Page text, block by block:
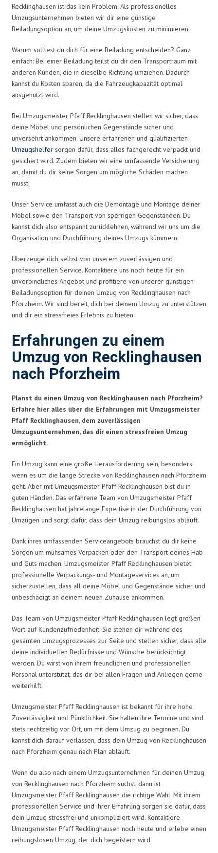
Recklinghausen ist das kein Problem. Als professionelles
Umzugsunternehmen bieten wir dir eine günstige
Beiladungsoption an, um deine Umzugskosten zu minimieren.
Warum solltest du dich für eine Beiladung entscheiden? Ganz
einfach: Bei einer Beiladung teilst du dir den Transportraum mit
anderen Kunden, die in dieselbe Richtung umziehen. Dadurch
kannst du Kosten sparen, da die Fahrzeugkapazität optimal
ausgenutzt wird.
Bei Umzugsmeister Pfaff Recklinghausen stellen wir sicher, dass
deine Möbel und persönlichen Gegenstände sicher und
unversehrt ankommen. Unsere erfahrenen und qualifizierten
Umzugshelfer sorgen dafür, dass alles fachgerecht verpackt und
gesichert wird. Zudem bieten wir eine umfassende Versicherung
an, damit du dir keine Sorgen um mögliche Schäden machen
musst.
Unser Service umfasst auch die Demontage und Montage deiner
Möbel sowie den Transport von sperrigen Gegenständen. Du
kannst dich also entspannt zurücklehnen, während wir uns um die
Organisation und Durchführung deines Umzugs kümmern.
Überzeuge dich selbst von unserem zuverlässigen und
professionellen Service. Kontaktiere uns noch heute für ein
unverbindliches Angebot und profitiere von unserer günstigen
Beiladungsoption für deinen Umzug von Recklinghausen nach
Pforzheim. Wir sind bereit, dich bei deinem Umzug zu unterstützen
und dir ein stressfreies Erlebnis zu bieten.
Erfahrungen zu einem
Umzug von Recklinghausen
nach Pforzheim
Planst du einen Umzug von Recklinghausen nach Pforzheim?
Erfahre hier alles über die Erfahrungen mit Umzugsmeister
Pfaff Recklinghausen, dem zuverlässigen
Umzugsunternehmen, das dir einen stressfreien Umzug
ermöglicht.
Ein Umzug kann eine große Herausforderung sein, besonders
wenn es um die lange Strecke von Recklinghausen nach Pforzheim
geht. Aber mit Umzugsmeister Pfaff Recklinghausen bist du in
guten Händen. Das erfahrene Team von Umzugsmeister Pfaff
Recklinghausen hat jahrelange Expertise in der Durchführung von
Umzügen und sorgt dafür, dass dein Umzug reibungslos abläuft.
Dank ihres umfassenden Serviceangebots brauchst du dir keine
Sorgen um mühsames Verpacken oder den Transport deines Hab
und Guts machen. Umzugsmeister Pfaff Recklinghausen bietet
professionelle Verpackungs- und Montageservices an, um
sicherzustellen, dass all deine Möbel und Gegenstände sicher und
unbeschädigt an deinem neuen Zuhause ankommen.
Das Team von Umzugsmeister Pfaff Recklinghausen legt großen
Wert auf Kundenzufriedenheit. Sie stehen dir während des
gesamten Umzugsprozesses zur Seite und stellen sicher, dass alle
deine individuellen Bedürfnisse und Wünsche berücksichtigt
werden. Du wirst von ihrem freundlichen und professionellen
Personal unterstützt, das dir bei allen Fragen und Anliegen gerne
weiterhilft.
Umzugsmeister Pfaff Recklinghausen ist bekannt für ihre hohe
Zuverlässigkeit und Pünktlichkeit. Sie halten ihre Termine und sind
stets rechtzeitig vor Ort, um mit dem Umzug zu beginnen. Du
kannst dich darauf verlassen, dass dein Umzug von Recklinghausen
nach Pforzheim genau nach Plan abläuft.
Wenn du also nach einem Umzugsunternehmen für deinen Umzug
von Recklinghausen nach Pforzheim suchst, dann ist
Umzugsmeister Pfaff Recklinghausen die richtige Wahl. Mit ihrem
professionellen Service und ihrer Erfahrung sorgen sie dafür, dass
dein Umzug stressfrei und unkompliziert wird. Kontaktiere
Umzugsmeister Pfaff Recklinghausen noch heute und erlebe einen
reibungslosen Umzug, der dich begeistern wird.